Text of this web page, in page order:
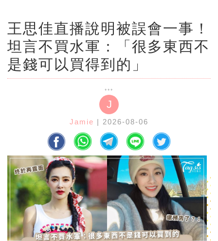
王思佳直播說明被誤會一事！
坦言不買水軍：「很多東西不
是錢可以買得到的」
J
Jamie | 2026-08-06